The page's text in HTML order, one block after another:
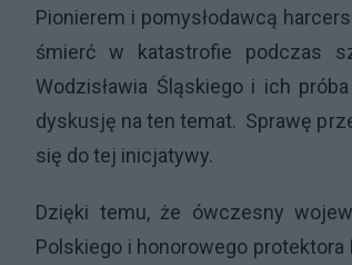
Pionierem i pomysłodawcą
śmierć w katastrofie podczas
Wodzisławia Śląskiego i ich
dyskusję na ten temat. Sprawę
się do tej inicjatywy.
Dzięki temu, że ówczesny
Polskiego i honorowego